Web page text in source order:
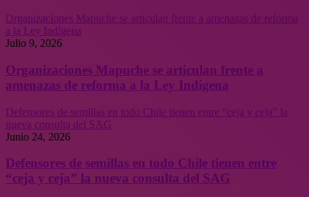
Organizaciones Mapuche se articulan frente a amenazas de reforma
a la Ley Indígena
Julio 9, 2026
Organizaciones Mapuche se articulan frente a
amenazas de reforma a la Ley Indígena
Defensores de semillas en todo Chile tienen entre “ceja y ceja” la
nueva consulta del SAG
Junio 24, 2026
Defensores de semillas en todo Chile tienen entre
“ceja y ceja” la nueva consulta del SAG